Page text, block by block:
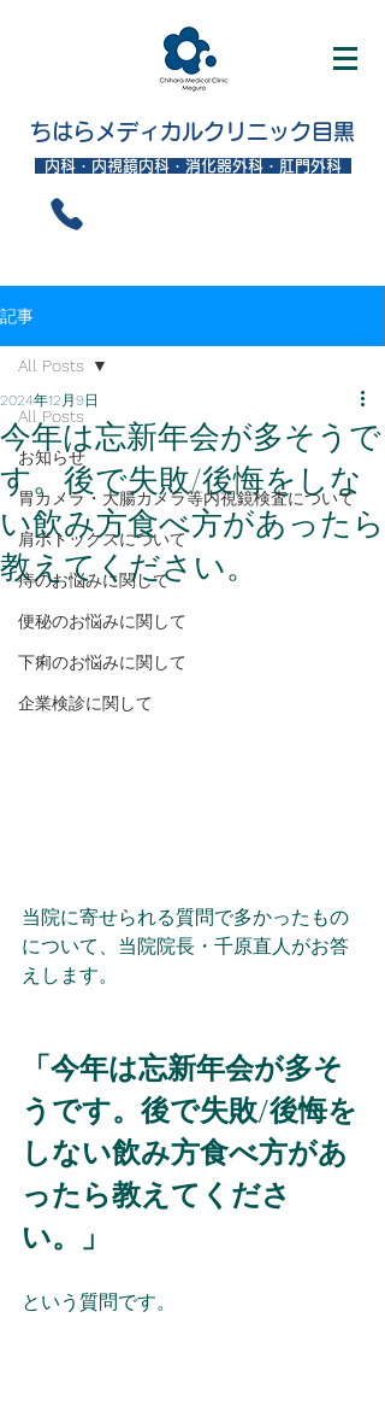
ちはらメディカルクリニック目黒
内科・内視鏡内科・消化器外科・肛門外科
記事
All Posts
お知らせ
胃カメラ・大腸カメラ等内視鏡検査について
肩ボトックスについて
痔のお悩みに関して
便秘のお悩みに関して
下痢のお悩みに関して
企業検診に関して
All Posts
今年は忘新年会が多そうで
す。後で失敗/後悔をしな
い飲み方食べ方があったら
教えてください。
2024年12月9日
当院に寄せられる質問で多かったもの
について、当院院長・千原直人がお答
えします。
「 今年は忘新年会が多そ
うです。後で失敗/後悔を
しない飲み方食べ方があ
ったら教えてくださ
い。
」
という質問です。